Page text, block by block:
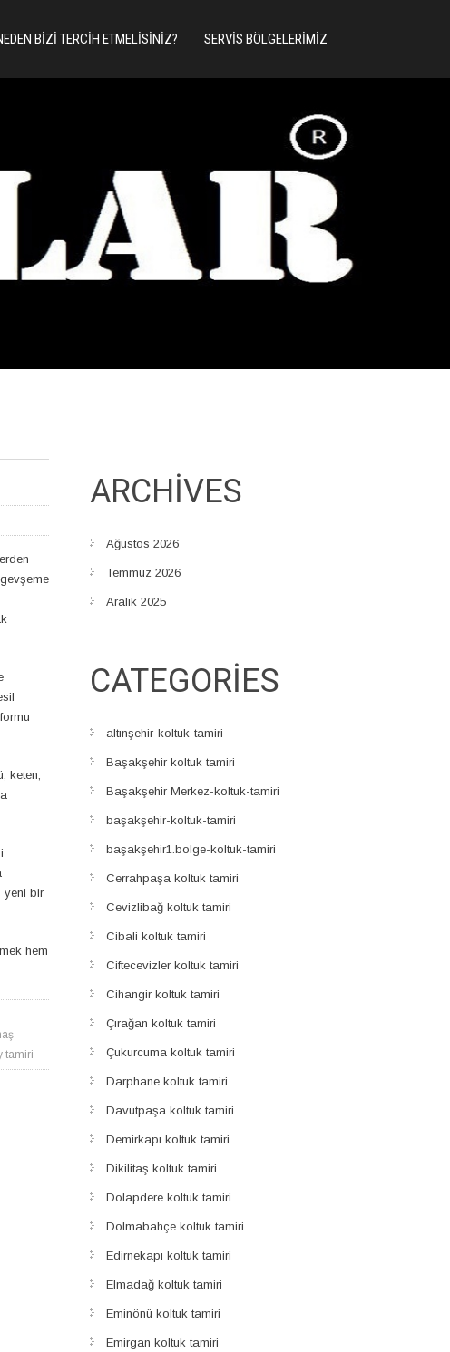
BIZI TERCIH ETMELISINIZ? SERVIS BÖLGELERIMIZ
keten,
yeni bir
hem
tamiri
ARCHIVES
Ağustos 2026
Temmuz 2026
Aralık 2025
CATEGORIES
altınşehir-koltuk-tamiri
Başakşehir koltuk tamiri
Başakşehir Merkez-koltuk-tamiri
başakşehir-koltuk-tamiri
başakşehir1.bolge-koltuk-tamiri
Cerrahpaşa koltuk tamiri
Cevizlibağ koltuk tamiri
Cibali koltuk tamiri
Ciftecevizler koltuk tamiri
Cihangir koltuk tamiri
Çırağan koltuk tamiri
Çukurcuma koltuk tamiri
Darphane koltuk tamiri
Davutpaşa koltuk tamiri
Demirkapı koltuk tamiri
Dikilitaş koltuk tamiri
Dolapdere koltuk tamiri
Dolmabahçe koltuk tamiri
Edirnekapı koltuk tamiri
Elmadağ koltuk tamiri
Eminönü koltuk tamiri
Emirgan koltuk tamiri